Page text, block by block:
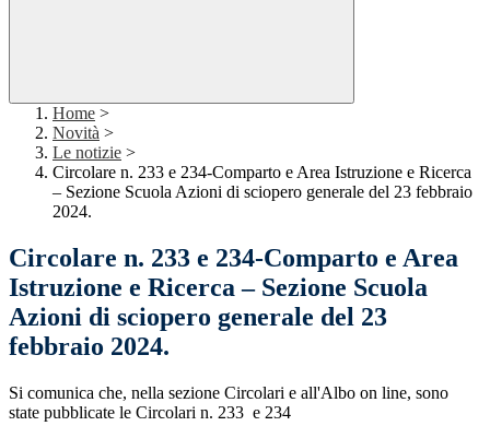
Home >
Novità >
Le notizie >
Circolare n. 233 e 234-Comparto e Area Istruzione e Ricerca
– Sezione Scuola Azioni di sciopero generale del 23 febbraio
2024.
Circolare n. 233 e 234-Comparto e Area
Istruzione e Ricerca – Sezione Scuola
Azioni di sciopero generale del 23
febbraio 2024.
Si comunica che, nella sezione Circolari e all'Albo on line, sono
state pubblicate le Circolari n. 233 e 234